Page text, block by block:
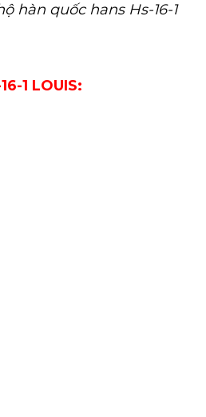
hàn quốc hans Hs-16-1
1 LOUIS: